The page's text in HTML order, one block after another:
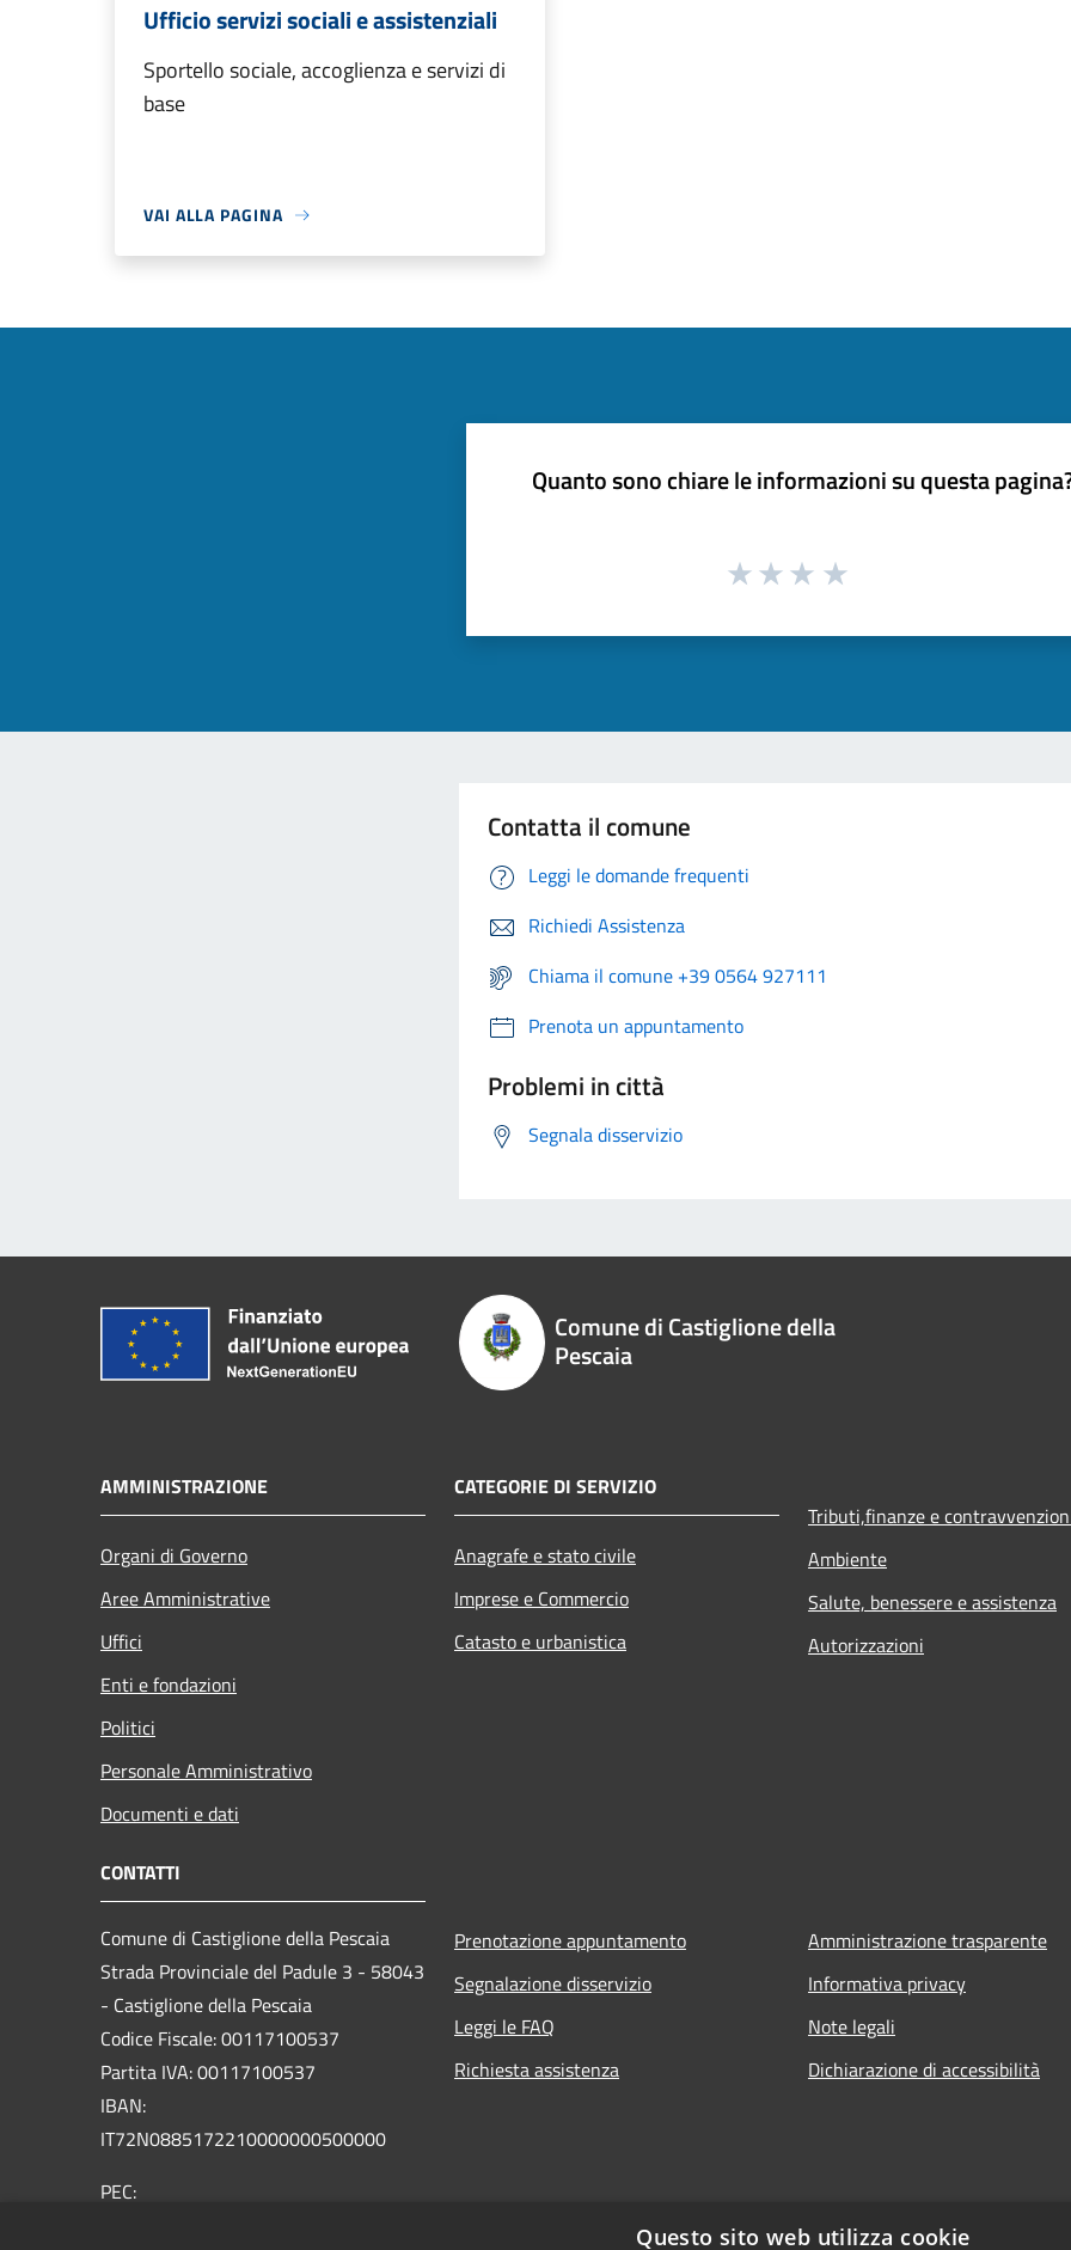
Ufficio servizi sociali e assistenziali
Sportello sociale, accoglienza e servizi di
base
VAI ALLA PAGINA
Quanto sono chiare le informazioni su questa
Contatta il comune
Leggi le domande frequenti
Richiedi Assistenza
Chiama il comune +39 0564 927111
Prenota un appuntamento
Problemi in città
Segnala disservizio
Comune di Castiglione della
Pescaia
AMMINISTRAZIONE
Organi di Governo
Aree Amministrative
Uffici
Enti e fondazioni
Politici
Personale Amministrativo
Documenti e dati
CATEGORIE DI SERVIZIO
Anagrafe e stato civile
Imprese e Commercio
Catasto e urbanistica
Tributi,finanze e
Ambiente
Salute, benessere e assistenza
Autorizzazioni
CONTATTI
Comune di Castiglione della Pescaia
Strada Provinciale del Padule 3 - 58043
- Castiglione della Pescaia
Codice Fiscale: 00117100537
Partita IVA: 00117100537
IBAN:
IT72N0885172210000000500000
PEC:
Prenotazione appuntamento
Segnalazione disservizio
Leggi le FAQ
Richiesta assistenza
Amministrazione trasparente
Informativa privacy
Note legali
Dichiarazione di accessibilità
Questo sito web utilizza cookie